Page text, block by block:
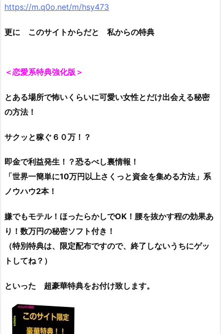
https://m.q0o.net/m/hsy473
更に このサイトからだと 私からの特典
＜恋愛系特典強化版＞
とある場所で怖いくらいに可愛い女性とだけ出会える秘密
の方法！
サクッと稼ぐ６０万！？
即金で利益発生！？恐るべし裏情報！
「世界一簡単に10万円以上さくっと資金を集める方法」系
ノウハウ2本！
嫌でもモテル！ほったらかしでOK！腰を抜かす程の効果あ
り！数万円の秘密ソフト付き！
（特別特典は、限定配布ですので、終了しないうちにゲッ
トしてね？）
といった 超豪華特典をお付け致します。